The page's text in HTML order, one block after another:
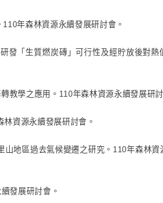
年森林資源永續發展研討會。
發「生質燃炭磚」可行性及經貯放後對熱
教學之應用。110年森林資源永續發展研討
資源永續發展研討會。
地區過去氣候變遷之研究。110年森林資
發展研討會。